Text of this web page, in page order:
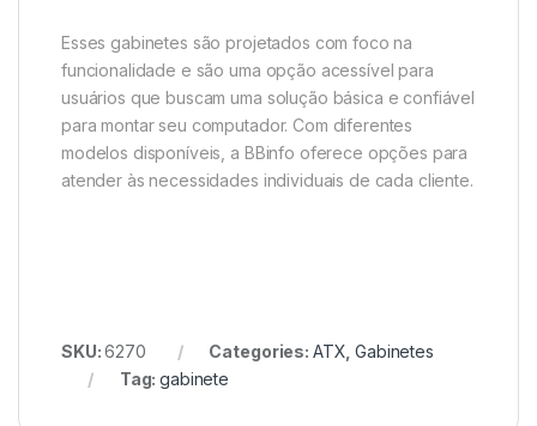
Esses gabinetes são projetados com foco na
funcionalidade e são uma opção acessível para
usuários que buscam uma solução básica e confiável
para montar seu computador. Com diferentes
modelos disponíveis, a BBinfo oferece opções para
atender às necessidades individuais de cada cliente.
SKU:6270 Categories: ATX ,Gabinetes
Tag:gabinete